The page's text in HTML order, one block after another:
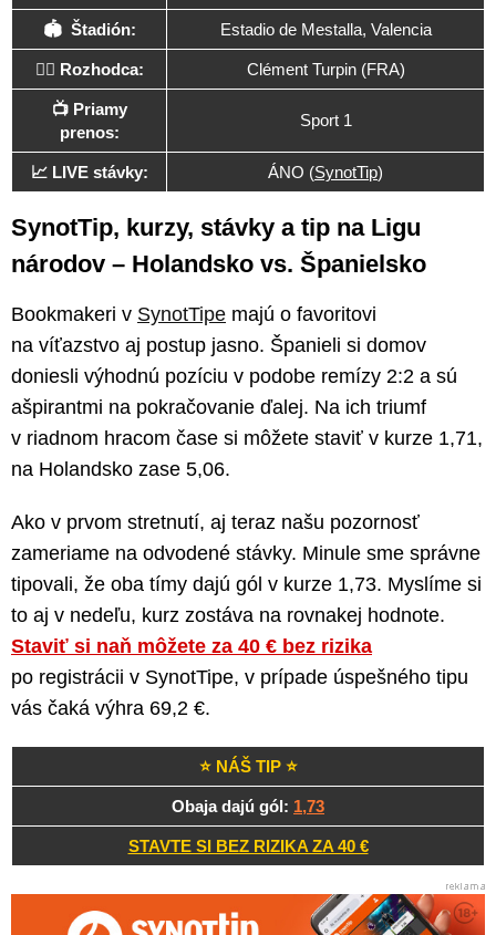
🏟 Štadión: Estadio de Mestalla, Valencia
🧑‍⚖️ Rozhodca: Clément Turpin (FRA)
📺 Priamy
prenos:
Sport 1
📈 LIVE stávky: ÁNO (SynotTip)
SynotTip, kurzy, stávky a tip na Ligu
národov – Holandsko vs. Španielsko
Bookmakeri v SynotTipe majú o favoritovi
na víťazstvo aj postup jasno. Španieli si domov
doniesli výhodnú pozíciu v podobe remízy 2:2 a sú
ašpirantmi na pokračovanie ďalej. Na ich triumf
v riadnom hracom čase si môžete staviť v kurze 1,71,
na Holandsko zase 5,06.
Ako v prvom stretnutí, aj teraz našu pozornosť
zameriame na odvodené stávky. Minule sme správne
tipovali, že oba tímy dajú gól v kurze 1,73. Myslíme si
to aj v nedeľu, kurz zostáva na rovnakej hodnote.
Staviť si naň môžete za 40 € bez rizika
po registrácii v SynotTipe, v prípade úspešného tipu
vás čaká výhra 69,2 €.
⭐ NÁŠ TIP ⭐
Obaja dajú gól: 1,73
STAVTE SI BEZ RIZIKA ZA 40 €